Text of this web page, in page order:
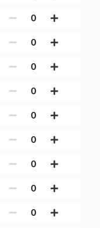
0
0
0
0
0
0
0
0
0